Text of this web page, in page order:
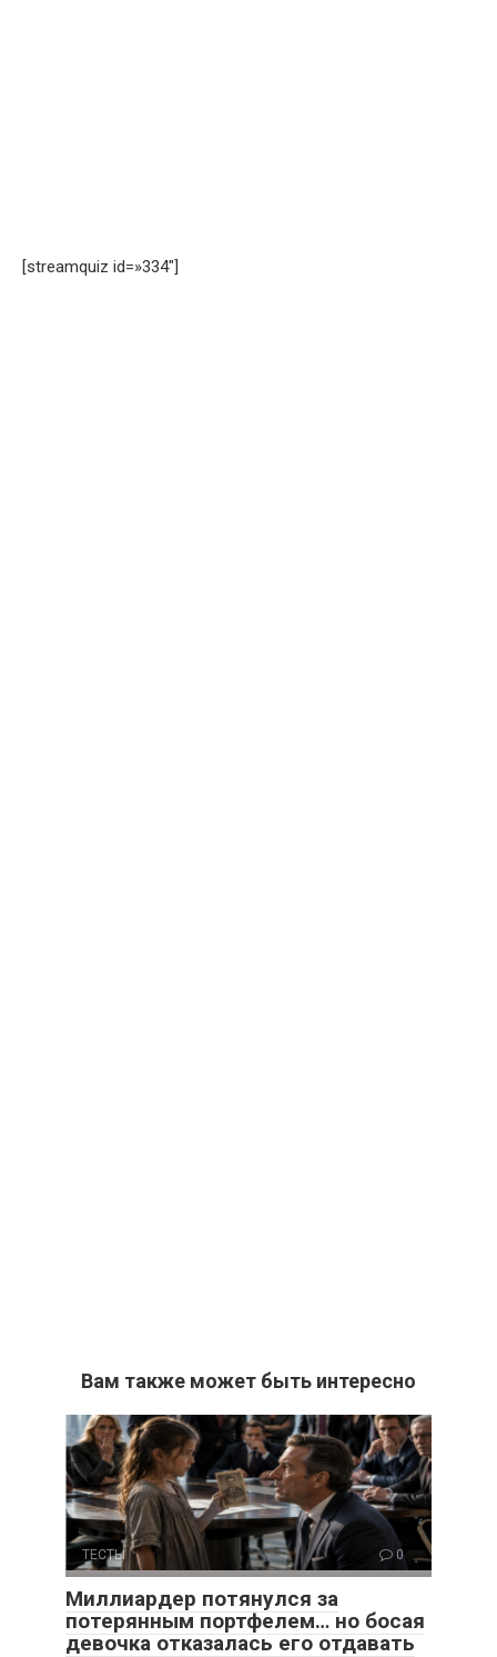
[streamquiz id=»334″]
Вам также может быть интересно
ТЕСТЫ 0
Миллиардер потянулся за
потерянным портфелем… но босая
девочка отказалась его отдавать